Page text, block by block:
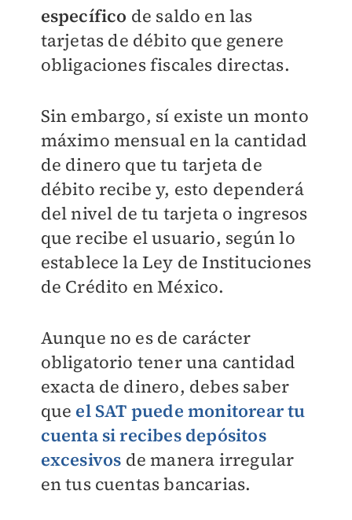
específico de saldo en las
tarjetas de débito que genere
obligaciones fiscales directas.
Sin embargo, sí existe un monto
máximo mensual en la cantidad
de dinero que tu tarjeta de
débito recibe y, esto dependerá
del nivel de tu tarjeta o ingresos
que recibe el usuario, según lo
establece la Ley de Instituciones
de Crédito en México.
Aunque no es de carácter
obligatorio tener una cantidad
exacta de dinero, debes saber
que el SAT puede monitorear tu
cuenta si recibes depósitos
excesivos de manera irregular
en tus cuentas bancarias.